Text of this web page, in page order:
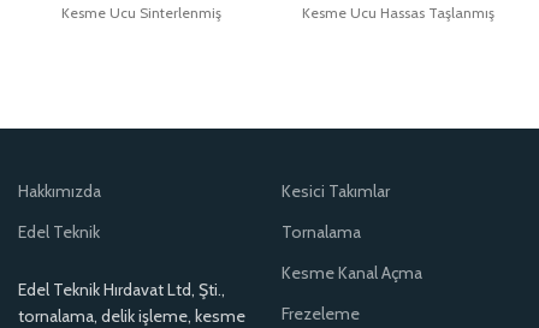
Kesme Ucu Sinterlenmiş
Kesme Ucu Hassas Taşlanmış
Hakkımızda
Edel Teknik
Edel Teknik Hırdavat Ltd, Şti.,
tornalama, delik işleme, kesme
Kesici Takımlar
Tornalama
Kesme Kanal Açma
Frezeleme